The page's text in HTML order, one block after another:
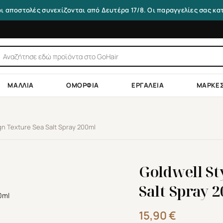
αποστολές συνεχίζονται από Δευτέρα 17/8. Οι παραγγελίες σας
ΜΑΛΛΙΆ ΟΜΟΡΦΙΆ ΕΡΓΑΛΕΊΑ
Texture Sea Salt Spray 200ml
Goldwell
Salt Spray
15,90€